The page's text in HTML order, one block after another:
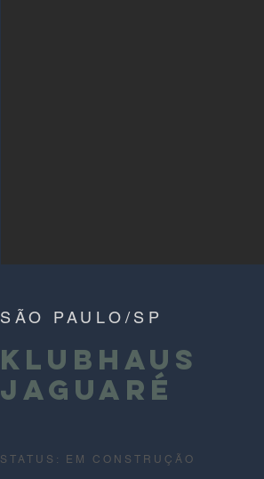
SÃO PAULO/SP
KLUBHAUS
JAGUARÉ
STATUS: EM CONSTRUÇÃO